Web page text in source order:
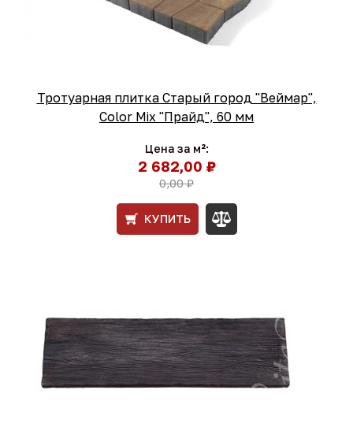
Тротуарная плитка Старый город "Веймар",
Color Mix "Прайд", 60 мм
Цена за м²:
2 682,00 ₽
0,00 ₽
КУПИТЬ